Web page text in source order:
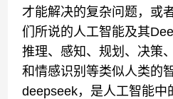
才能解决的复杂问题，或
们所说的人工智能及其
推理、感知、规划、决策
和情感识别等类似人类的
deepseek，是人工智能中